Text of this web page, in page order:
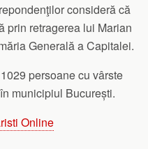
consideră că
prin retragerea lui Marian
Generală a Capitalei.
persoane cu vârste
municipiul București.
Online